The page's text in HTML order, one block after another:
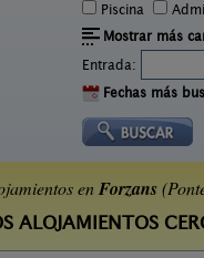
Piscina
Mostrar más
Entrada:
Fechas más
enForzans
ALOJAMIENTOS